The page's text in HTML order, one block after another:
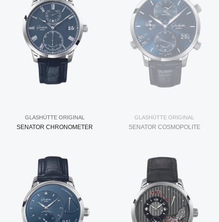
GLASHÜTTE ORIGINAL
SENATOR CHRONOMETER
GLASHÜTTE ORIGINAL
SENATOR COSMOPOLITE